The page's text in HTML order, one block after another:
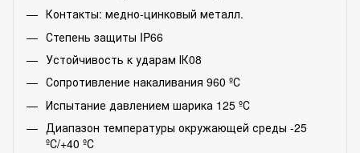
Контакты: медно-цинковый металл.
Степень защиты IP66
Устойчивость к ударам ІК08
Сопротивление накаливания 960 ºС
Испытание давлением шарика 125 ºС
Диапазон температуры окружающей среды -25
ºС/+40 ºС